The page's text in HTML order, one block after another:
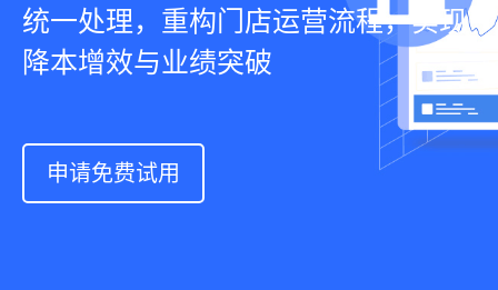
商城，一套系统解决开店管店及业绩
增长难题
申请免费试用
统一处理，重构门店运营流程，实现
降本增效与业绩突破
申请免费试用
通，驱动私域流量沉淀和会员复购，
提升忠诚度和营销效果
申请免费试用
后，打通全域销售渠道，拓展生意边
界，提升顾客体验
申请免费试用